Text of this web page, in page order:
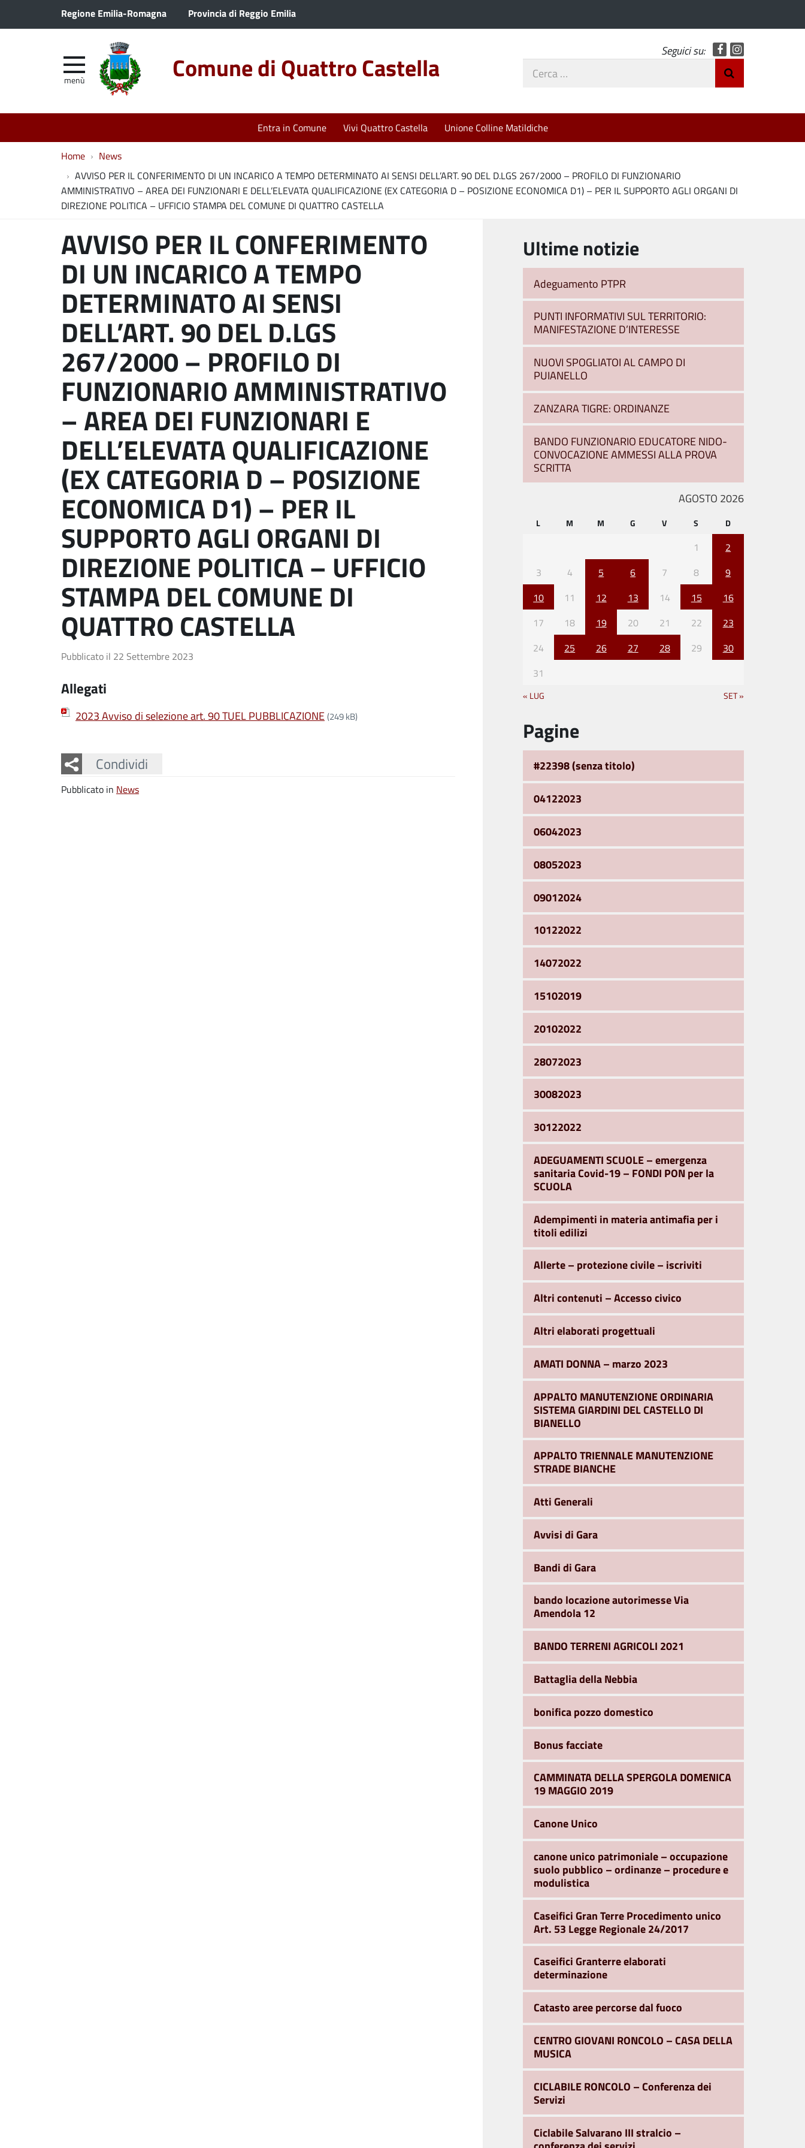
Regione Emilia-Romagna Provincia di Reggio Emilia
Comune di Quattro Castella
menù
Seguici su: Facebook
Cerca
Entra in Comune Vivi Quattro Castella Unione Colline Matildiche
Home
News
AVVISO PER IL CONFERIMENTO DI UN INCARICO A TEMPO DETERMINATO AI SENSI DELL’ART. 90 DEL D.LGS 267/2000 – PROFILO DI FUNZIONARIO
AMMINISTRATIVO – AREA DEI FUNZIONARI E DELL’ELEVATA QUALIFICAZIONE (EX CATEGORIA D – POSIZIONE ECONOMICA D1) – PER IL SUPPORTO AGLI ORGANI DI
DIREZIONE POLITICA – UFFICIO STAMPA DEL COMUNE DI QUATTRO CASTELLA
AVVISO PER IL CONFERIMENTO
DI UN INCARICO A TEMPO
DETERMINATO AI SENSI
DELL’ART. 90 DEL D.LGS
267/2000 – PROFILO DI
FUNZIONARIO AMMINISTRATIVO
– AREA DEI FUNZIONARI E
DELL’ELEVATA QUALIFICAZIONE
(EX CATEGORIA D – POSIZIONE
ECONOMICA D1) – PER IL
SUPPORTO AGLI ORGANI DI
DIREZIONE POLITICA – UFFICIO
STAMPA DEL COMUNE DI
QUATTRO CASTELLA
Pubblicato il 22 Settembre 2023
Allegati
2023 Avviso di selezione art. 90 TUEL PUBBLICAZIONE(249 kB)
Condividi
Facebook
Twitter
Whatsapp
Pubblicato in News
Ultime notizie
Adeguamento PTPR
PUNTI INFORMATIVI SUL TERRITORIO:
MANIFESTAZIONE D’INTERESSE
NUOVI SPOGLIATOI AL CAMPO DI
PUIANELLO
ZANZARA TIGRE: ORDINANZE
BANDO FUNZIONARIO EDUCATORE NIDO-
CONVOCAZIONE AMMESSI ALLA PROVA
SCRITTA
AGOSTO 2026
L M M G V S D
1
2
3
4 5 6 7 8
9
10
11 12 13 14 15
16
17
18 19 20 21 22
23
24
25 26 27 28 29
30
31
« LUG SET »
Pagine
#22398 (senza titolo)
04122023
06042023
08052023
09012024
10122022
14072022
15102019
20102022
28072023
30082023
30122022
ADEGUAMENTI SCUOLE – emergenza
sanitaria Covid-19 – FONDI PON per la
SCUOLA
Adempimenti in materia antimafia per i
titoli edilizi
Allerte – protezione civile – iscriviti
Altri contenuti – Accesso civico
Altri elaborati progettuali
AMATI DONNA – marzo 2023
APPALTO MANUTENZIONE ORDINARIA
SISTEMA GIARDINI DEL CASTELLO DI
BIANELLO
APPALTO TRIENNALE MANUTENZIONE
STRADE BIANCHE
Atti Generali
Avvisi di Gara
Bandi di Gara
bando locazione autorimesse Via
Amendola 12
BANDO TERRENI AGRICOLI 2021
Battaglia della Nebbia
bonifica pozzo domestico
Bonus facciate
CAMMINATA DELLA SPERGOLA DOMENICA
19 MAGGIO 2019
Canone Unico
canone unico patrimoniale – occupazione
suolo pubblico – ordinanze – procedure e
modulistica
Caseifici Gran Terre Procedimento unico
Art. 53 Legge Regionale 24/2017
Caseifici Granterre elaborati
determinazione
Catasto aree percorse dal fuoco
CENTRO GIOVANI RONCOLO – CASA DELLA
MUSICA
CICLABILE RONCOLO – Conferenza dei
Servizi
Ciclabile Salvarano III stralcio –